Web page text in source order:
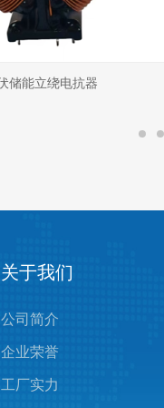
环形线圈
关于我们
公司简介
企业荣誉
工厂实力